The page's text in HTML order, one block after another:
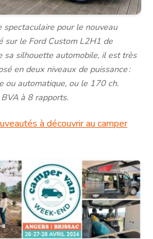
spectaculaire pour le nouveau
sur le Ford Custom L2H1 de
sa silhouette automobile, il est très
en deux niveaux de puissance :
ou automatique, ou le 170 ch.
à 8 rapports.
à découvrir au camper